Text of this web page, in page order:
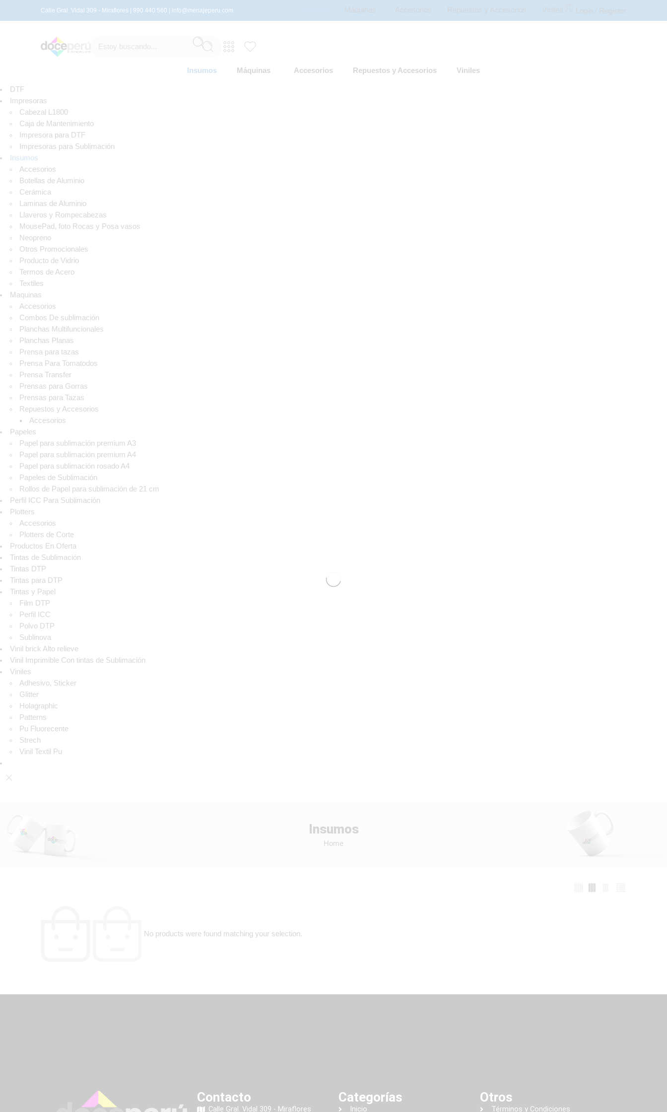
Calle Gral. Vidal 309 - Miraflores | 990 440 560 | info@menajeperu.com Máquinas Accesorios Repuestos y Accesorios Viniles Login / Register
Insumos Máquinas Accesorios Repuestos y Accesorios Viniles
DTF
Impresoras
Cabezal L1800
Caja de Mantenimiento
Impresora para DTF
Impresoras para Sublimación
Insumos
Accesorios
Botellas de Aluminio
Cerámica
Laminas de Aluminio
Llaveros y Rompecabezas
MousePad, foto Rocas y Posa vasos
Neopreno
Otros Promocionales
Producto de Vidrio
Termos de Acero
Textiles
Maquinas
Accesorios
Combos De sublimación
Planchas Multifuncionales
Planchas Planas
Prensa para tazas
Prensa Para Tomatodos
Prensa Transfer
Prensas para Gorras
Prensas para Tazas
Repuestos y Accesorios
Accesorios
Papeles
Papel para sublimación premium A3
Papel para sublimación premium A4
Papel para sublimación rosado A4
Papeles de Sublimación
Rollos de Papel para sublimación de 21 cm
Perfil ICC Para Sublimación
Plotters
Accesorios
Plotters de Corte
Productos En Oferta
Tintas de Sublimación
Tintas DTP
Tintas para DTP
Tintas y Papel
Film DTP
Perfil ICC
Polvo DTP
Sublinova
Vinil brick Alto relieve
Vinil Imprimible Con tintas de Sublimación
Viniles
Adhesivo, Sticker
Glitter
Holagraphic
Patterns
Pu Fluorecente
Strech
Vinil Textil Pu
Insumos
Home
No products were found matching your selection.
Contacto
Calle Gral. Vidal 309 - Miraflores
Categorías
Inicio
Otros
Términos y Condiciones